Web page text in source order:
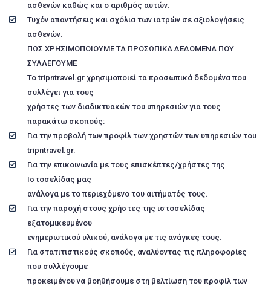
ασθενών καθώς και ο αριθμός αυτών.
Τυχόν απαντήσεις και σχόλια των ιατρών σε αξιολογήσεις
ασθενών.
ΠΩΣ ΧΡΗΣΙΜΟΠΟΙΟΥΜΕ ΤΑ ΠΡΟΣΩΠΙΚΑ ΔΕΔΟΜΕΝΑ ΠΟΥ
ΣΥΛΛΕΓΟΥΜΕ
Το tripntravel.gr χρησιμοποιεί τα προσωπικά δεδομένα που
συλλέγει για τους
χρήστες των διαδικτυακών του υπηρεσιών για τους
παρακάτω σκοπούς:
Για την προβολή των προφίλ των χρηστών των υπηρεσιών του
tripntravel.gr.
Για την επικοινωνία με τους επισκέπτες/χρήστες της
Ιστοσελίδας μας
ανάλογα με το περιεχόμενο του αιτήματός τους.
Για την παροχή στους χρήστες της ιστοσελίδας
εξατομικευμένου
ενημερωτικού υλικού, ανάλογα με τις ανάγκες τους.
Για στατιτιστικούς σκοπούς, αναλύοντας τις πληροφορίες
που συλλέγουμε
προκειμένου να βοηθήσουμε στη βελτίωση του προφίλ των